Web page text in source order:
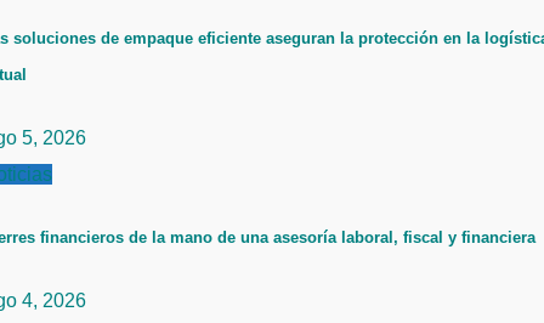
soluciones de empaque eficiente aseguran la protección en la
5, 2026
financieros de la mano de una asesoría laboral, fiscal y financiera
4, 2026